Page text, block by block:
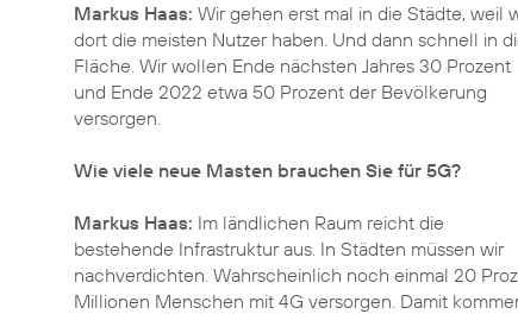
Markus Haas: Wir gehen erst mal in die Städte, weil
dort die meisten Nutzer haben. Und dann schnell in
Fläche. Wir wollen Ende nächsten Jahres 30 Prozent
und Ende 2022 etwa 50 Prozent der Bevölkerung
versorgen.
Wie viele neue Masten brauchen Sie für 5G?
Markus Haas: Im ländlichen Raum reicht die
bestehende Infrastruktur aus. In Städten müssen wir
nachverdichten. Wahrscheinlich noch einmal 20
Millionen Menschen mit 4G versorgen. Damit